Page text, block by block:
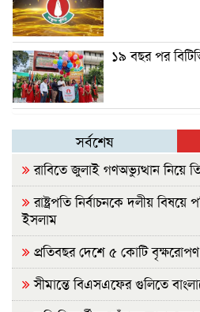
১৯ বছর পর
সর্বশেষ
রাবিতে জুলাই গণঅভ্যুত্থান নিয়ে
রাষ্ট্রপতি নির্বাচনকে দলীয়
ইসলাম
প্রতিবছর দেশে ৫ কোটি বৃক্ষরোপণ
সীমান্তে বিএসএফের গুলিতে